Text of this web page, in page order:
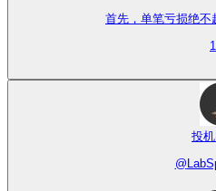
首先，单笔亏损
投
@